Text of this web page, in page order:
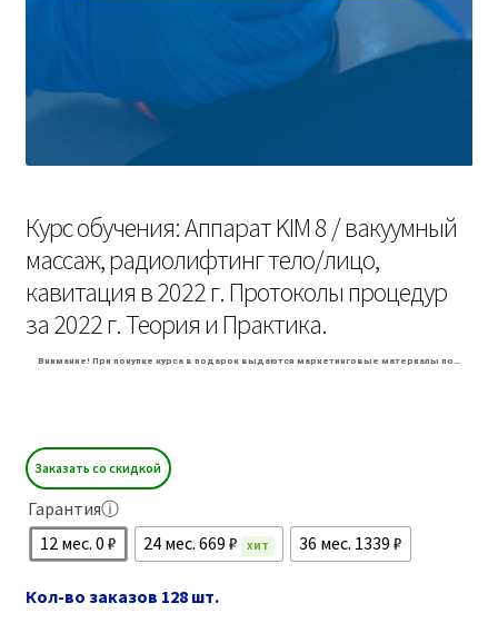
Курс обучения: Аппарат KIM 8 / вакуумный
массаж, радиолифтинг тело/лицо,
кавитация в 2022 г. Протоколы процедур
за 2022 г. Теория и Практика.
Внимание! При покупке курса в подарок выдаются маркетинговые материалы по…
Заказать со скидкой
Гарантияⓘ
12 мес. 0 ₽
24 мес. 669 ₽ ХИТ 36 мес. 1339 ₽
Кол-во заказов 128 шт.